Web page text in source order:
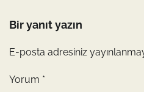
Bir yanıt yazın
E-posta adresiniz
Yorum *